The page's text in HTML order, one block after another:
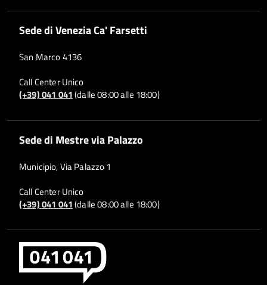
Sede di Venezia Ca' Farsetti
San Marco 4136
Call Center Unico
(+39) 041 041(dalle 08:00 alle 18:00)
Sede di Mestre via Palazzo
Municipio, Via Palazzo 1
Call Center Unico
(+39) 041 041(dalle 08:00 alle 18:00)